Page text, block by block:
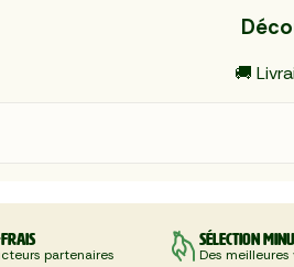
🚚
partenaires
Sélection
Des